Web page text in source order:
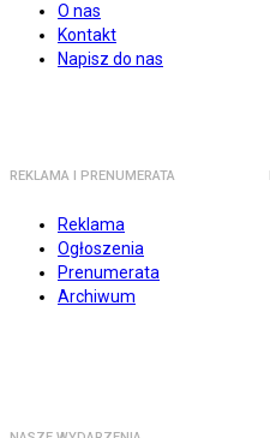
O nas
Kontakt
Napisz do nas
REKLAMA I PRENUMERATA
Reklama
Ogłoszenia
Prenumerata
Archiwum